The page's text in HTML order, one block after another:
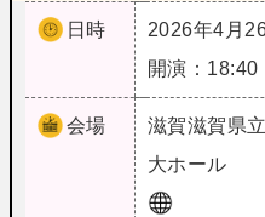
日時
2026年4月
開演：18:40
会場 滋賀滋賀県
大ホール